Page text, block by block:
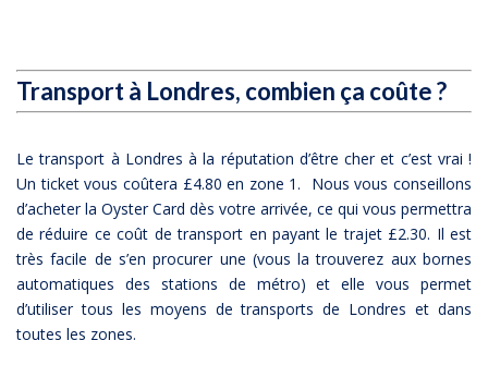
Transportà Londres, combien ça coûte ?
Le transport à Londres à la réputation d’être cher et c’est vrai !
Un ticket vous coûtera £4.80 en zone 1. Nous vous conseillons
d’acheter la Oyster Card dès votre arrivée, ce qui vous permettra
de réduire ce coût de transport en payant le trajet £2.30. Il est
très facile de s’en procurer une (vous la trouverez aux bornes
automatiques des stations de métro) et elle vous permet
d’utiliser tous les moyens de transports de Londres et dans
toutes les zones.